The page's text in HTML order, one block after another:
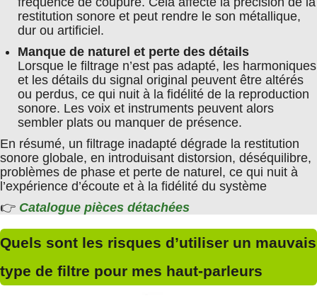
restitution sonore et peut rendre le son métallique,
dur ou artificiel.
Manque de naturel et perte des détails
Lorsque le filtrage n’est pas adapté, les harmoniques
et les détails du signal original peuvent être altérés
ou perdus, ce qui nuit à la fidélité de la reproduction
sonore. Les voix et instruments peuvent alors
sembler plats ou manquer de présence.
En résumé, un filtrage inadapté dégrade la restitution
sonore globale, en introduisant distorsion, déséquilibre,
problèmes de phase et perte de naturel, ce qui nuit à
l’expérience d’écoute et à la fidélité du système
👉 Catalogue pièces détachées
Quels sont les risques d’utiliser un mauvais
type de filtre pour mes haut-parleurs